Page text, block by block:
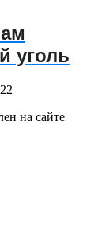
уголь
на сайте